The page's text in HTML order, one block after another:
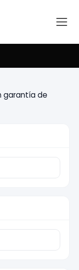
garantía de